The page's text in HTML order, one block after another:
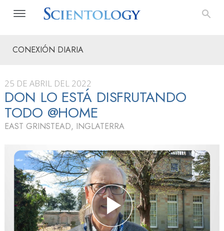
CONEXIÓN DIARIA
25 DE ABRIL DEL 2022
DON LO ESTÁ DISFRUTANDO
TODO @HOME
EAST GRINSTEAD, INGLATERRA